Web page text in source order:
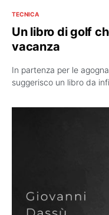
TECNICA
Un libro di golf
vacanza
In partenza per le
suggerisco un libro da